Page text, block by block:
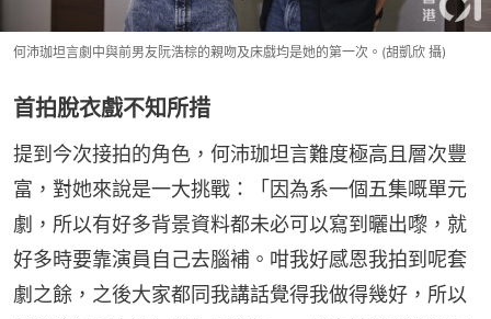
何沛珈坦言劇中與前男友阮浩棕的親吻及床戲均是她的第一次。(胡凱欣 攝)
首拍脫衣戲不知所措
提到今次接拍的角色，何沛珈坦言難度極高且層次豐
富，對她來說是一大挑戰：「因為系一個五集嘅單元
劇，所以有好多背景資料都未必可以寫到曬出嚟，就
好多時要靠演員自己去腦補。咁我好感恩我拍到呢套
劇之餘，之後大家都同我講話覺得我做得幾好，所以